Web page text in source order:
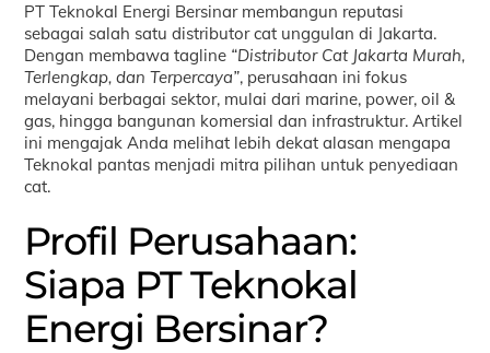
PT Teknokal Energi Bersinar membangun reputasi
sebagai salah satu distributor cat unggulan di Jakarta.
Dengan membawa tagline “Distributor Cat Jakarta Murah,
Terlengkap, dan Terpercaya”, perusahaan ini fokus
melayani berbagai sektor, mulai dari marine, power, oil &
gas, hingga bangunan komersial dan infrastruktur. Artikel
ini mengajak Anda melihat lebih dekat alasan mengapa
Teknokal pantas menjadi mitra pilihan untuk penyediaan
cat.
Profil Perusahaan:
Siapa PT Teknokal
Energi Bersinar?